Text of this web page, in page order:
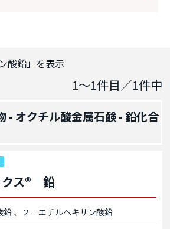
酸鉛」を表示
1～1件目／1件中
- オクチル酸金属石鹸 - 鉛化合
クス® 鉛
鉛 ２－エチルヘキサン酸鉛